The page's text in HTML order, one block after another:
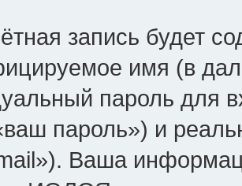
запись будет
имя (в
пароль для
пароль») и
Ваша